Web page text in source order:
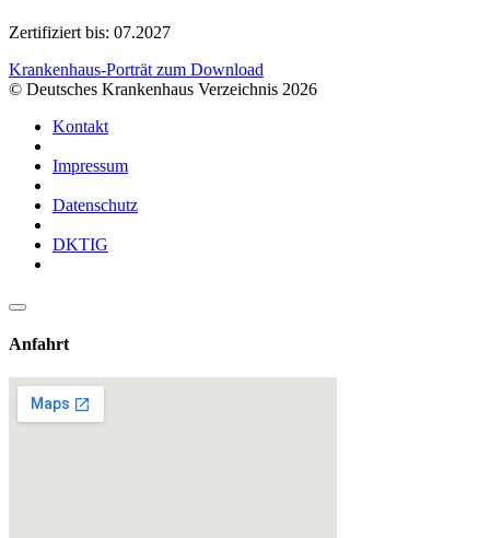
Zertifiziert bis: 07.2027
Krankenhaus-Porträt zum Download
© Deutsches Krankenhaus Verzeichnis 2026
Kontakt
Impressum
Datenschutz
DKTIG
Anfahrt